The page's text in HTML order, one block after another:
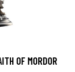
OF MORDOR